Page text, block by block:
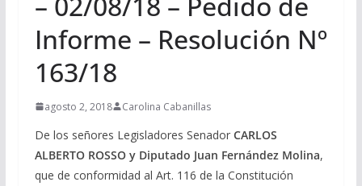
Informe – Resolución Nº
163/18
agosto 2, 2018 Carolina Cabanillas
De los señores Legisladores SenadorCARLOS
ALBERTO ROSSO y Diputado Juan Fernández Molina,
que de conformidad al Art. 116 de la Constitución